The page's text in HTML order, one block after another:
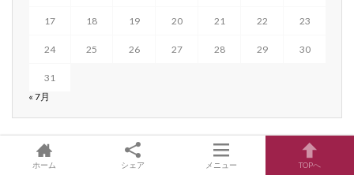
17 18 19 20 21 22 23
24 25 26 27 28 29 30
31
« 7月
カテゴリー
ホーム シェア メニュー TOPへ